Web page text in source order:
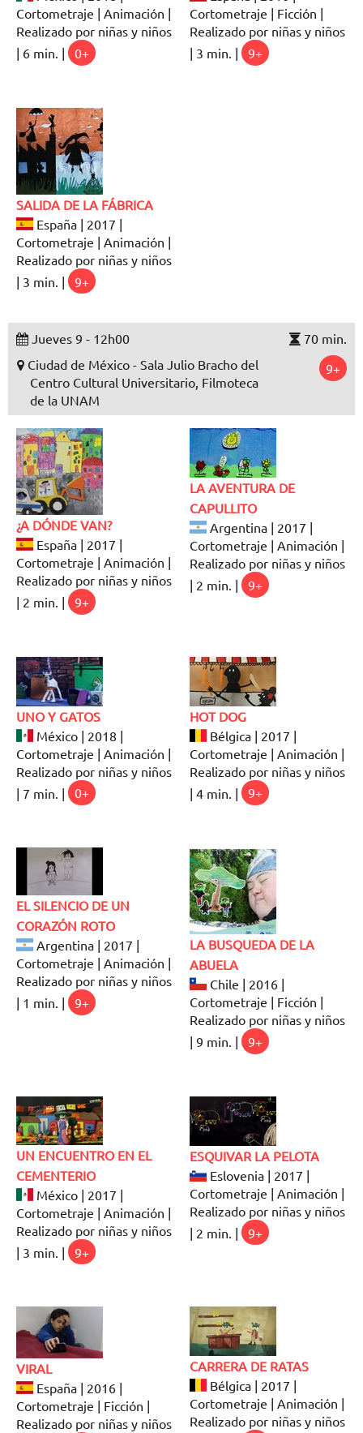
Cortometraje | Animación |
Realizado por niñas y niños
| 6 min. |
0+
Cortometraje | Ficción |
Realizado por niñas y niños
| 3 min. |
9+
SALIDA DE LA FÁBRICA
España | 2017 |
Cortometraje | Animación |
Realizado por niñas y niños
| 3 min. |
9+
Jueves 9 - 12h00
70 min.
Ciudad de México - Sala Julio Bracho del
Centro Cultural Universitario, Filmoteca
de la UNAM
9+
¿A DÓNDE VAN?
España | 2017 |
Cortometraje | Animación |
Realizado por niñas y niños
| 2 min. |
9+
LA AVENTURA DE
CAPULLITO
Argentina | 2017 |
Cortometraje | Animación |
Realizado por niñas y niños
| 2 min. |
9+
UNO Y GATOS
México | 2018 |
Cortometraje | Animación |
Realizado por niñas y niños
| 7 min. |
0+
HOT DOG
Bélgica | 2017 |
Cortometraje | Animación |
Realizado por niñas y niños
| 4 min. |
9+
EL SILENCIO DE UN
CORAZÓN ROTO
Argentina | 2017 |
Cortometraje | Animación |
Realizado por niñas y niños
| 1 min. |
9+
LA BUSQUEDA DE LA
ABUELA
Chile | 2016 |
Cortometraje | Ficción |
Realizado por niñas y niños
| 9 min. |
9+
UN ENCUENTRO EN EL
CEMENTERIO
México | 2017 |
Cortometraje | Animación |
Realizado por niñas y niños
| 3 min. |
9+
ESQUIVAR LA PELOTA
Eslovenia | 2017 |
Cortometraje | Animación |
Realizado por niñas y niños
| 2 min. |
9+
VIRAL
España | 2016 |
Cortometraje | Ficción |
Realizado por niñas y niños
CARRERA DE RATAS
Bélgica | 2017 |
Cortometraje | Animación |
Realizado por niñas y niños